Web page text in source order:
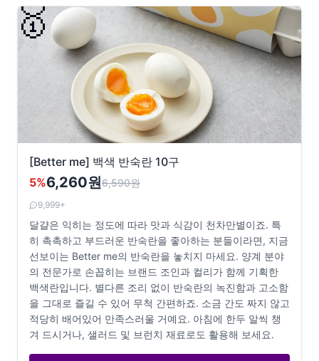
🥇
[Better me] 백색 반숙란 10구
5%6,260원6,590원
9,999+
달걀은 익히는 정도에 따라 맛과 식감이 천차만별이죠. 특
히 촉촉하고 부드러운 반숙란을 좋아하는 분들이라면, 지금
선보이는 Better me의 반숙란을 놓치지 마세요. 양계 분야
의 전문가로 손꼽히는 브랜드 조인과 컬리가 함께 기획한
백색란입니다. 별다른 조리 없이 반숙란의 녹진함과 고소함
을 그대로 즐길 수 있어 무척 간편하죠. 소금 간도 짜지 않고
적당히 배어있어 만족스러울 거예요. 아침에 한두 알씩 챙
겨 드시거나, 샐러드 및 브런치 재료로도 활용해 보세요.